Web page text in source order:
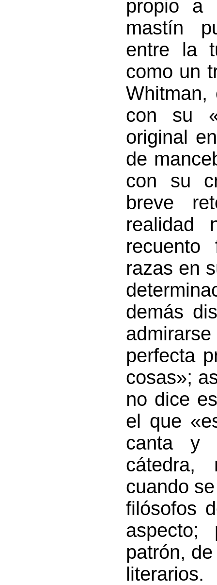
propio a
mastín
entre la
como un
Whitman,
con su
original
de
con su
breve
realidad
recuento
razas en
demás
perfecta
cosas»;
no dice
el que
canta y
cátedra,
cuando
filósofos
aspecto;
patrón,
literarios.